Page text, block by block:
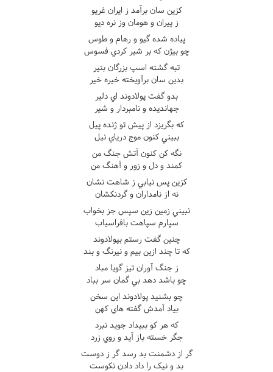
کزين سان برآمد ز ايران غريو
ز پيران و هومان وز نره ديو
پياده شده گيو و رهام و طوس
چو بيژن که بر شير کردي فسوس
تبه گشته اسپ بزرگان بتير
بدين سان برآويخته خيره خير
بدو گفت پولادوند اي دلير
جهانديده و نامبردار و شير
که بگريزد از پيش تو ژنده پيل
ببيني کنون موج درياي نيل
نگه کن کنون آتش جنگ من
کمند و دل و زور و آهنگ من
کزين پس نيابي ز شاهت نشان
نه از نامداران و گردنکشان
نبيني زمين زين سپس جز بخواب
سپارم سپاهت بافراسياب
چنين گفت رستم بپولادوند
که تا چند ازين بيم و نيرنگ و بند
ز جنگ آوران تيز گويا مباد
چو باشد دهد بي گمان سر بباد
چو بشنيد پولادوند اين سخن
بياد آمدش گفته هاي کهن
که هر کو ببيداد جويد نبرد
جگر خسته باز آيد و روي زرد
گر از دشمنت بد رسد گر ز دوست
بد و نيک را داد دادن نکوست